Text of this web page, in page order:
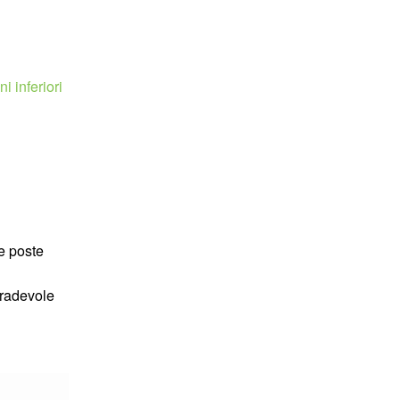
inferiori
poste